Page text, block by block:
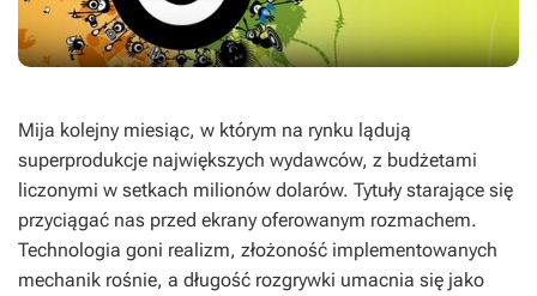
Mija kolejny miesiąc, w którym na rynku lądują
superprodukcje największych wydawców, z budżetami
liczonymi w setkach milionów dolarów. Tytuły starające się
przyciągać nas przed ekrany oferowanym rozmachem.
Technologia goni realizm, złożoność implementowanych
mechanik rośnie, a długość rozgrywki umacnia się jako